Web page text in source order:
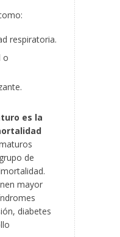
respiratoria.
o
es la
de
mayor
diabetes